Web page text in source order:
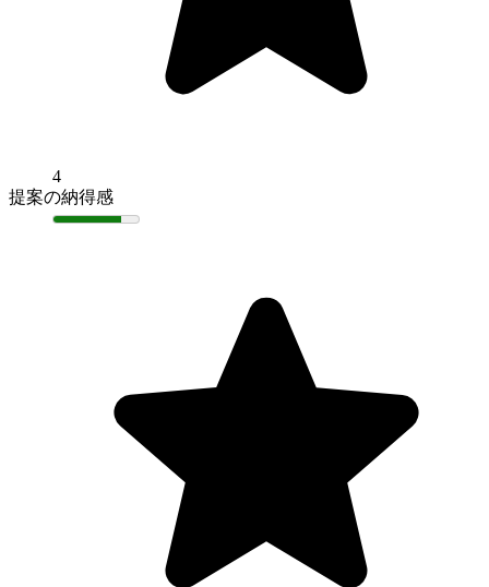
4
提案の納得感